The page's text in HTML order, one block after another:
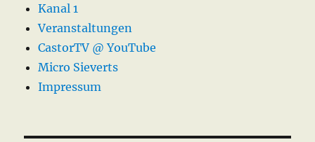
Kanal 1
Veranstaltungen
CastorTV @ YouTube
Micro Sieverts
Impressum